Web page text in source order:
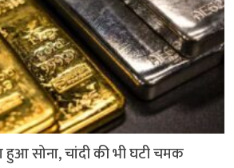
हुआ सोना, चांदी की भी घटी चमक